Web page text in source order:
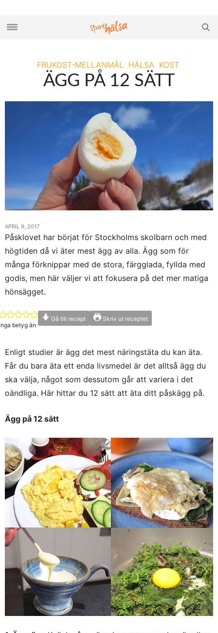
FRUKOST-MELLANMÅL HÄLSA KOST
ÄGG PÅ 12 SÄTT
APRIL 9, 2017
Påsklovet har börjat för Stockholms skolbarn och med
högtiden då vi äter mest ägg av alla. Ägg som för
många förknippar med de stora, färgglada, fyllda med
godis, men här väljer vi att fokusera på det mer matiga
hönsägget.
betyg än
Gå till recept Skriv ut receptet
Enligt studier är ägg det mest näringstäta du kan äta.
Får du bara äta ett enda livsmedel är det alltså ägg du
ska välja, något som dessutom går att variera i det
oändliga. Här hittar du 12 sätt att äta ditt påskägg på.
Ägg på 12 sätt